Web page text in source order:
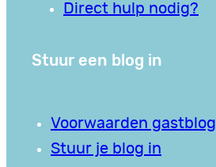
Direct hulp nodig?
Stuur een blog in
Voorwaarden gastblog
Stuur je blog in